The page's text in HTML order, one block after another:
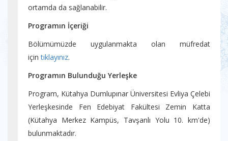
ortamda da sağlanabilir.
Programın İçeriği
Bölümümüzde uygulanmakta olan müfredat
içintıklayınız.
Programın Bulunduğu Yerleşke
Program, Kütahya Dumlupınar Üniversitesi Evliya Çelebi
Yerleşkesinde Fen Edebiyat Fakültesi Zemin Katta
(Kütahya Merkez Kampüs, Tavşanlı Yolu 10. km'de)
bulunmaktadır.